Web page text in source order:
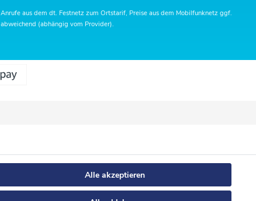
Alle akzeptieren
Anrufe aus dem dt. Festnetz zum Ortstarif, Preise aus dem Mobilfunknetz ggf.
abweichend (abhängig vom Provider).